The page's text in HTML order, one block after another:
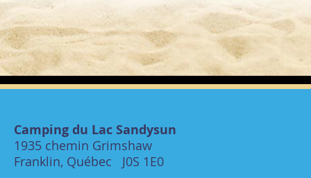
Camping du Lac Sandysun
1935 chemin Grimshaw
Franklin, Québec J0S 1E0